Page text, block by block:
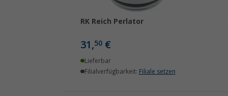
RK Reich Perlator
31,50 €
Lieferbar
Filialverfügbarkeit: Filiale setzen